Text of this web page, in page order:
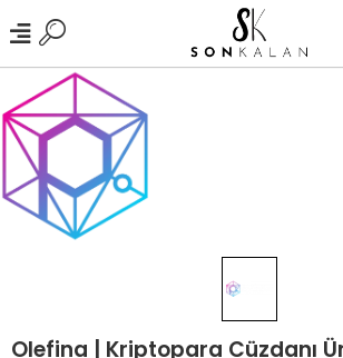
Olefina | Kriptopara Cüzdanı